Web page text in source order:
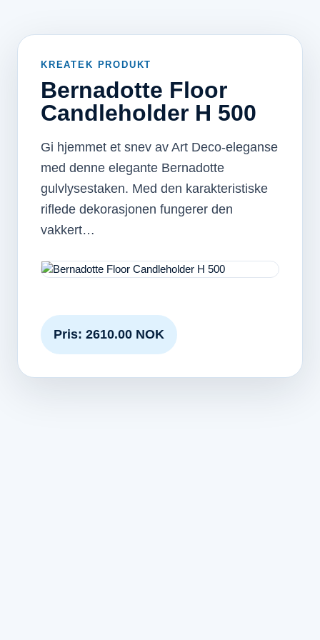
KREATEK PRODUKT
Bernadotte Floor
Candleholder H 500
Gi hjemmet et snev av Art Deco-eleganse
med denne elegante Bernadotte
gulvlysestaken. Med den karakteristiske
riflede dekorasjonen fungerer den
vakkert…
Pris: 2610.00 NOK